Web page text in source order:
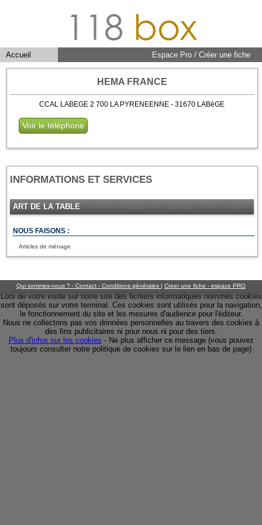
118 box
Accueil Espace Pro / Créer une fiche
HEMA FRANCE
CCAL LABEGE 2 700 LA PYRENEENNE - 31670 LABèGE
Voir le téléphone
INFORMATIONS ET SERVICES
ART DE LA TABLE
NOUS FAISONS :
Articles de ménage
Qui sommes-nous ? - Contact - Conditions générales | Creer une fiche - espace PRO
Lors de votre visite sur notre site des fichiers informatiques nommés cookies
sont déposés sur votre terminal. Ces cookies sont utilisés pour la navigation,
le fonctionnement du site et les mesures d'audience pour l'éditeur.
Nous ne collectons pas vos données personnelles au travers des cookies à
des fins publicitaires ni pour nous ni pour des tiers.
Plus d'infos sur les cookies - Ne plus afficher ce message(vous pouvez
toujours consulter notre politique de cookies sur le lien en bas de page)